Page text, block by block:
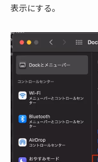
表示にする。